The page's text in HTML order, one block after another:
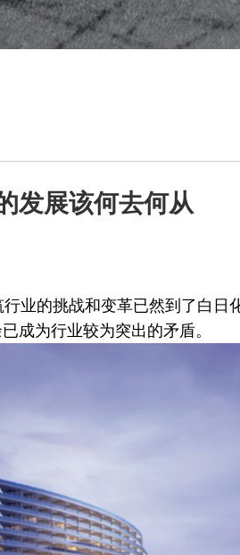
发展该何去何从
业的挑战和变革已然到了白日
成为行业较为突出的矛盾。